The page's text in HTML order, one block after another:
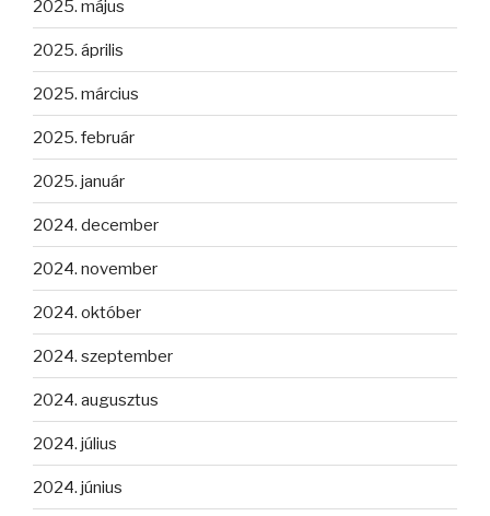
2025. május
2025. április
2025. március
2025. február
2025. január
2024. december
2024. november
2024. október
2024. szeptember
2024. augusztus
2024. július
2024. június